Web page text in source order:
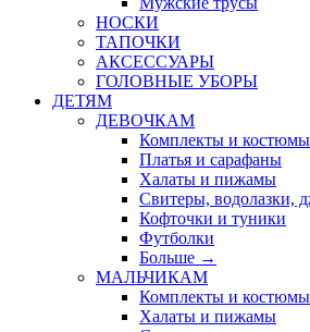
НОСКИ
ТАПОЧКИ
АКСЕССУАРЫ
ГОЛОВНЫЕ УБОРЫ
ДЕТЯМ
ДЕВОЧКАМ
Комплекты и костюмы
Платья и сарафаны
Халаты и пижамы
Свитеры, водолазки,
Кофточки и туники
Футболки
Больше →
МАЛЬЧИКАМ
Комплекты и костюмы
Халаты и пижамы